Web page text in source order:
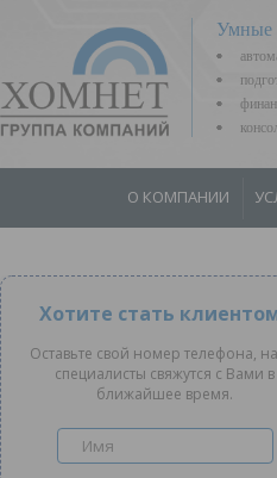
Умные
О КОМПАНИИ
Хотите стать
Оставьте свой номер телефона,
специалисты свяжутся с Вами в
ближайшее время.